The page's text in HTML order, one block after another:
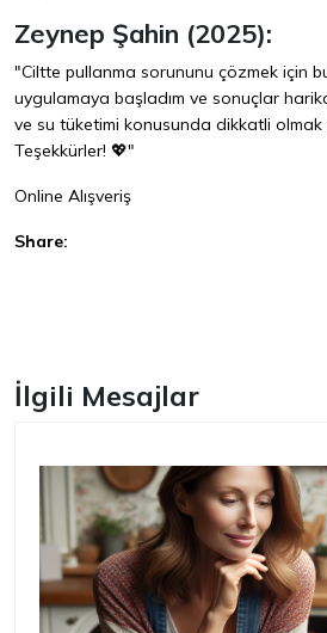
Zeynep Şahin (2025):
"Ciltte pullanma sorununu çözmek için
uygulamaya başladım ve sonuçlar
ve su tüketimi konusunda dikkatli
Teşekkürler! 💖"
Online Alışveriş
Share:
İlgili Mesajlar